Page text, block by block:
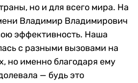
но и для всего мира. На
Владимир Владимирович
эффективность. Наша
с разными вызовами на
но именно благодаря ему
— будь это